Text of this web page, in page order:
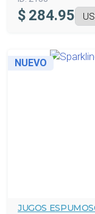
$ 284.95
NUEVO
JUGOS